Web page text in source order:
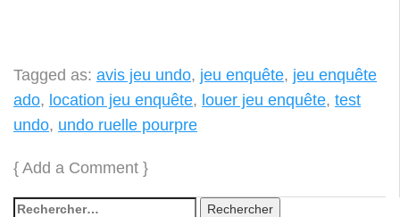
Tagged as: avis jeu undo, jeu enquête, jeu enquête
ado, location jeu enquête, louer jeu enquête, test
undo, undo ruelle pourpre
{ Add a Comment }